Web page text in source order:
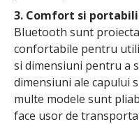
3. Comfort si
Bluetooth sunt
confortabile pentru
si dimensiuni pentru a
dimensiuni ale capului
multe modele sunt
face usor de